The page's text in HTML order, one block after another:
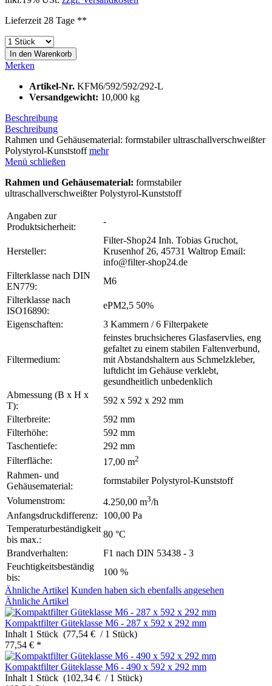
Lieferzeit 28 Tage **
In den Warenkorb
Merken
Artikel-Nr. KFM6/592/592/292-L
Versandgewicht: 10,000 kg
Beschreibung
Beschreibung
Rahmen und Gehäusematerial: formstabiler ultraschallverschweißter
Polystyrol-Kunststoffmehr
Menü schließen
Rahmen und Gehäusematerial: formstabiler
ultraschallverschweißter Polystyrol-Kunststoff
Angaben zur
Produktsicherheit:
-
Hersteller:
Filter-Shop24 Inh. Tobias Gruchot,
Krusenhof 26, 45731 Waltrop Email:
info@filter-shop24.de
Filterklasse nach DIN
EN779:
M6
Filterklasse nach
ISO16890:
ePM2,5 50%
Eigenschaften:
3 Kammern / 6 Filterpakete
Filtermedium:
feinstes bruchsicheres Glasfaservlies, eng
gefaltet zu einem stabilen Faltenverbund,
mit Abstandshaltern aus Schmelzkleber,
luftdicht im Gehäuse verklebt,
gesundheitlich unbedenklich
Abmessung (B x H x
T):
592 x 592 x 292 mm
Filterbreite:
592 mm
Filterhöhe:
592 mm
Taschentiefe:
292 mm
Filterfläche:
17,00 m2
Rahmen- und
Gehäusematerial:
formstabiler Polystyrol-Kunststoff
Volumenstrom:
4.250,00 m3/h
Anfangsdruckdifferenz:
100,00 Pa
Temperaturbeständigkeit
bis max.:
80 °C
Brandverhalten:
F1 nach DIN 53438 - 3
Feuchtigkeitsbeständig
bis:
100 %
Ähnliche Artikel Kunden haben sich ebenfalls angesehen
Ähnliche Artikel
Kompaktfilter Güteklasse M6 - 287 x 592 x 292 mm
Inhalt 1 Stück (77,54 € / 1 Stück)
77,54 € *
Kompaktfilter Güteklasse M6 - 490 x 592 x 292 mm
Inhalt 1 Stück (102,34 € / 1 Stück)